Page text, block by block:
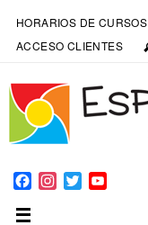
HORARIOS DE CURSOS
ACCESO CLIENTES
Facebook
Instagram
Twitter